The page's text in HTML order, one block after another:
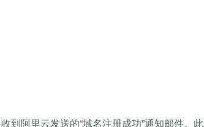
到阿里云发送的“域名注册成功”通知邮件。此